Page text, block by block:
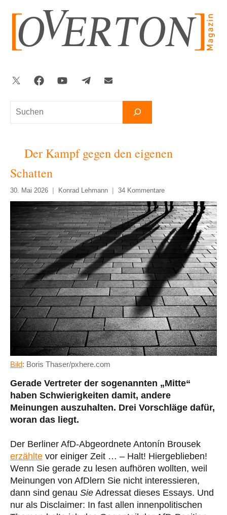
springen
Suchen
Twitter FacebookYouTubeTelegram
Der Kampf gegen den eigenen
Schatten
30. Mai 2026 Konrad Lehmann 34 Kommentare
Bild: Boris Thaser/pxhere.com
Gerade Vertreter der sogenannten „Mitte“
haben Schwierigkeiten damit, andere
Meinungen auszuhalten. Drei Vorschläge dafür,
woran das liegt.
Der Berliner AfD-Abgeordnete Antonín Brousek
erzählte vor einiger Zeit … – Halt! Hiergeblieben!
Wenn Sie gerade zu lesen aufhören wollten, weil
Meinungen von AfDlern Sie nicht interessieren,
dann sind genau Sie Adressat dieses Essays. Und
nur als Disclaimer: In fast allen innenpolitischen